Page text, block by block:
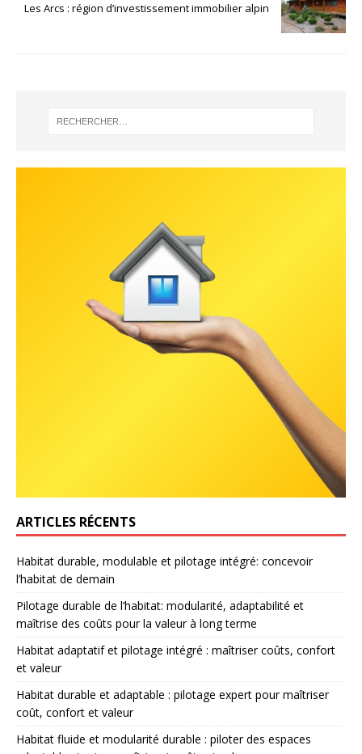
Les Arcs : région d’investissement immobilier alpin
ARTICLES RÉCENTS
Habitat durable, modulable et pilotage intégré: concevoir
l’habitat de demain
Pilotage durable de l’habitat: modularité, adaptabilité et
maîtrise des coûts pour la valeur à long terme
Habitat adaptatif et pilotage intégré : maîtriser coûts, confort
et valeur
Habitat durable et adaptable : pilotage expert pour maîtriser
coût, confort et valeur
Habitat fluide et modularité durable : piloter des espaces